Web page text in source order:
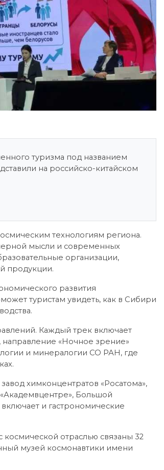
туризма под названием
на российско-китайском
технологиям региона.
мысли и современных
организации,
продукции.
развития
туристам увидеть, как в Сибири
Каждый трек включает
«Ночное зрение»
и минералогии СО РАН, где
химконцентратов «Росатома»,
Большой
и гастрономические
отраслью связаны 32
музей космонавтики имени